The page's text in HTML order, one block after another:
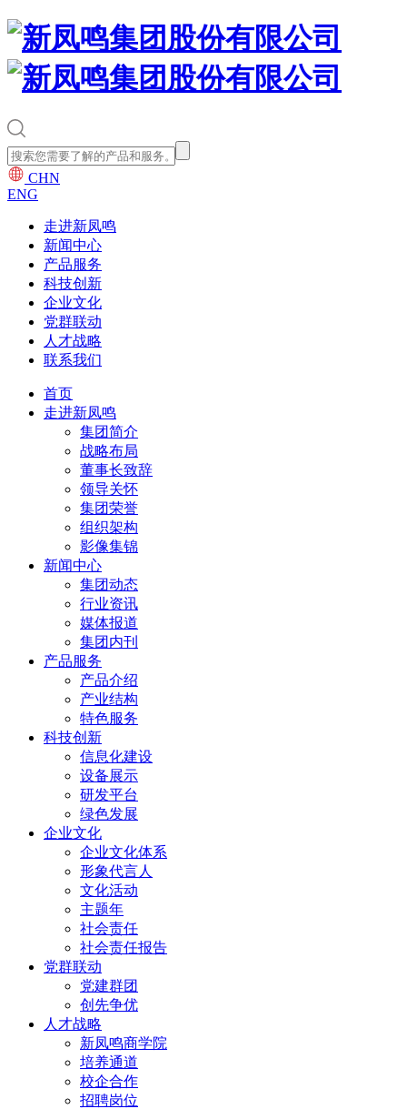
CHN
ENG
走进新凤鸣
新闻中心
产品服务
科技创新
企业文化
党群联动
人才战略
联系我们
首页
走进新凤鸣
集团简介
战略布局
董事长致辞
领导关怀
集团荣誉
组织架构
影像集锦
新闻中心
集团动态
行业资讯
媒体报道
集团内刊
产品服务
产品介绍
产业结构
特色服务
科技创新
信息化建设
设备展示
研发平台
绿色发展
企业文化
企业文化体系
形象代言人
文化活动
主题年
社会责任
社会责任报告
党群联动
党建群团
创先争优
人才战略
新凤鸣商学院
培养通道
校企合作
招聘岗位